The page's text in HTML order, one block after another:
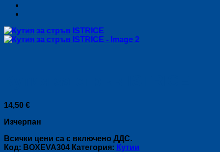
14,50 €
Изчерпан
Всички цени са с включено ДДС.
Код: BOXEVA304 Категория: Кутии